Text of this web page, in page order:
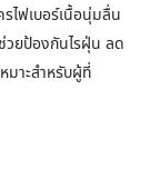
ไฟเบอร์เนื้อนุ่มลื่น
วยป้องกันไรฝุ่น ลด
มาะสำหรับผู้ที่